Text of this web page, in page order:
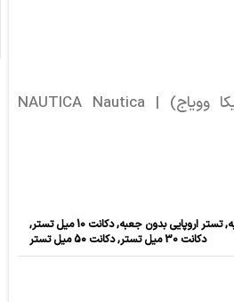
عطر نوتیکا وویاژ (ناتیکا وویاج) | NAUTICA Nautica
,تستر اروپایی بدون جعبه,دکانت 10 میل تستر
,
دکانت 30 میل تستر
,دکانت 50 میل تستر